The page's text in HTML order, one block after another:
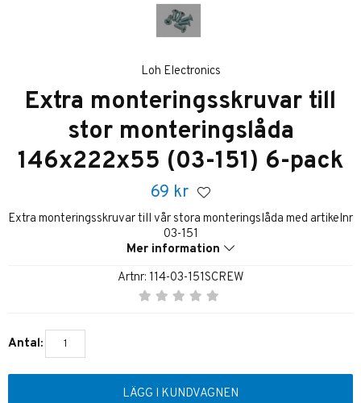
Loh Electronics
Extra monteringsskruvar till
stor monteringslåda
146x222x55 (03-151) 6-pack
69 kr
Extra monteringsskruvar till vår stora monteringslåda med artikelnr
03-151
Mer information
Artnr: 114-03-151SCREW
Antal:
LÄGG I KUNDVAGNEN